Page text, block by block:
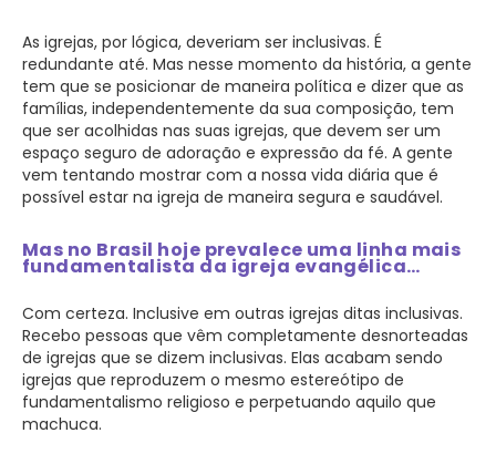
As igrejas, por lógica, deveriam ser inclusivas. É
redundante até. Mas nesse momento da história, a gente
tem que se posicionar de maneira política e dizer que as
famílias, independentemente da sua composição, tem
que ser acolhidas nas suas igrejas, que devem ser um
espaço seguro de adoração e expressão da fé. A gente
vem tentando mostrar com a nossa vida diária que é
possível estar na igreja de maneira segura e saudável.
Mas no Brasil hoje prevalece uma linha mais
fundamentalista da igreja evangélica…
Com certeza. Inclusive em outras igrejas ditas inclusivas.
Recebo pessoas que vêm completamente desnorteadas
de igrejas que se dizem inclusivas. Elas acabam sendo
igrejas que reproduzem o mesmo estereótipo de
fundamentalismo religioso e perpetuando aquilo que
machuca.